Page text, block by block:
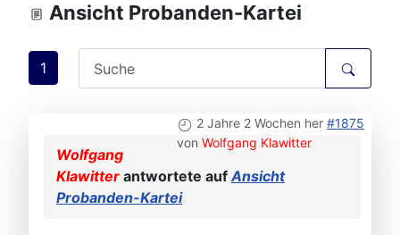
Ansicht Probanden-Kartei
1
2 Jahre 2 Wochen her #1875
von Wolfgang Klawitter
Wolfgang
Klawitter antwortete aufAnsicht
Probanden-Kartei